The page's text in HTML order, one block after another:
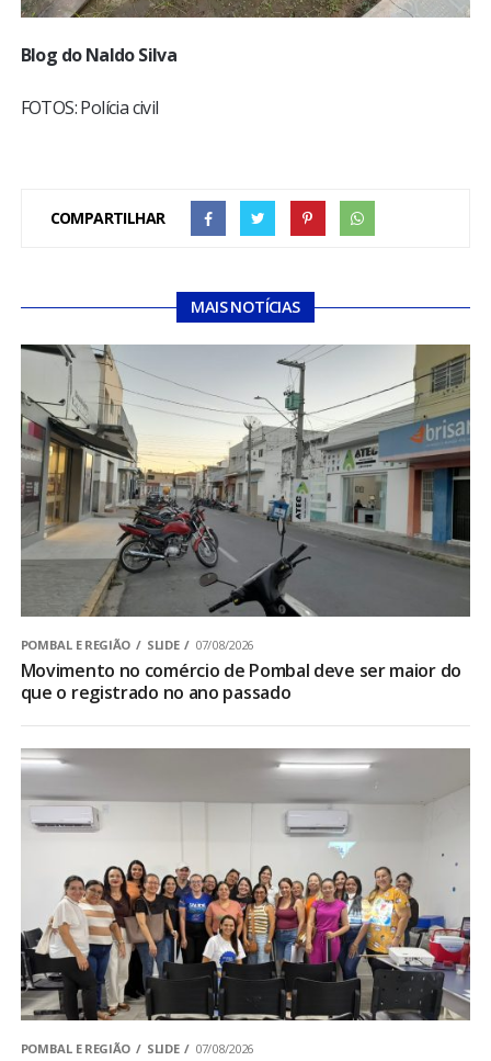
Blog do Naldo Silva
FOTOS: Polícia civil
COMPARTILHAR
MAIS NOTÍCIAS
POMBAL E REGIÃO SLIDE 07/08/2026
Movimento no comércio de Pombal deve ser maior do
que o registrado no ano passado
POMBAL E REGIÃO SLIDE 07/08/2026